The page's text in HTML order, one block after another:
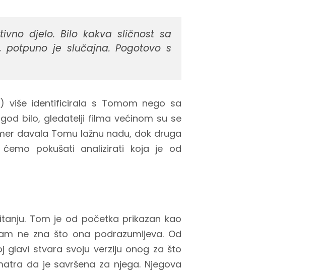
djelo. Bilo kakva sličnost sa
je slučajna. Pogotovo s
više identificirala s Tomom nego sa
bilo, gledatelji filma većinom su se
davala Tomu lažnu nadu, dok druga
pokušati analizirati koja je od
Tom je od početka prikazan kao
ne zna što ona podrazumijeva. Od
glavi stvara svoju verziju onog za što
da je savršena za njega. Njegova